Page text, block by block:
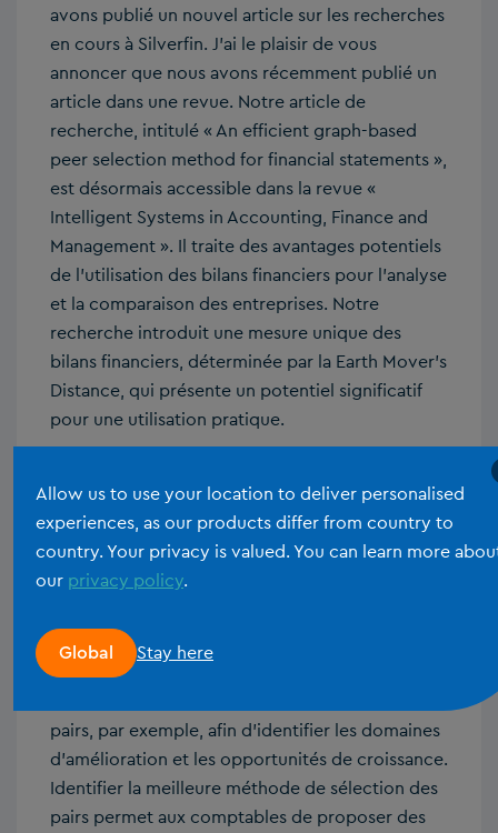
avons publié un nouvel article sur les recherches
en cours à Silverfin. J’ai le plaisir de vous
annoncer que nous avons récemment publié un
article dans une revue. Notre article de
recherche, intitulé « An efficient graph-based
peer selection method for financial statements »,
est désormais accessible dans la revue «
Intelligent Systems in Accounting, Finance and
Management ». Il traite des avantages potentiels
de l’utilisation des bilans financiers pour l’analyse
et la comparaison des entreprises. Notre
recherche introduit une mesure unique des
bilans financiers, déterminée par la Earth Mover’s
Distance, qui présente un potentiel significatif
pour une utilisation pratique.
de prime abord, mais permettez-moi d’expliquer
ce que nous avons fait et pourquoi ce concept
est intriguant. L’une des tâches les plus ardues
des comptables est de trouver la méthode
entreprise. L’analyse comparative consiste à
comparer les performances, les processus ou les
pairs, par exemple, afin d’identifier les domaines
d’amélioration et les opportunités de croissance.
Identifier la meilleure méthode de sélection des
pairs permet aux comptables de proposer des
Allow us to use your location to deliver personalised
experiences, as our products differ from country to
country. Your privacy is valued. You can learn more
our privacy policy.
Global Stay here